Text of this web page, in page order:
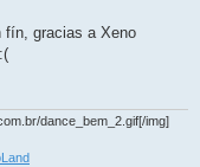
fín, gracias a Xeno
dance_bem_2.gif[/img]